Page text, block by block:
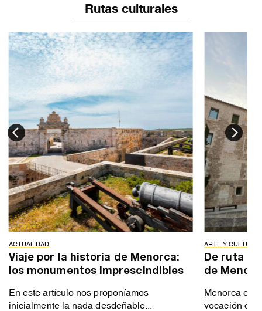
Rutas culturales
ACTUALIDAD
Viaje por la historia de Menorca:
los monumentos imprescindibles
En este artículo nos proponíamos
inicialmente la nada desdeñable...
ARTE Y CULTURA
De ruta
de
Menorca es
vocación